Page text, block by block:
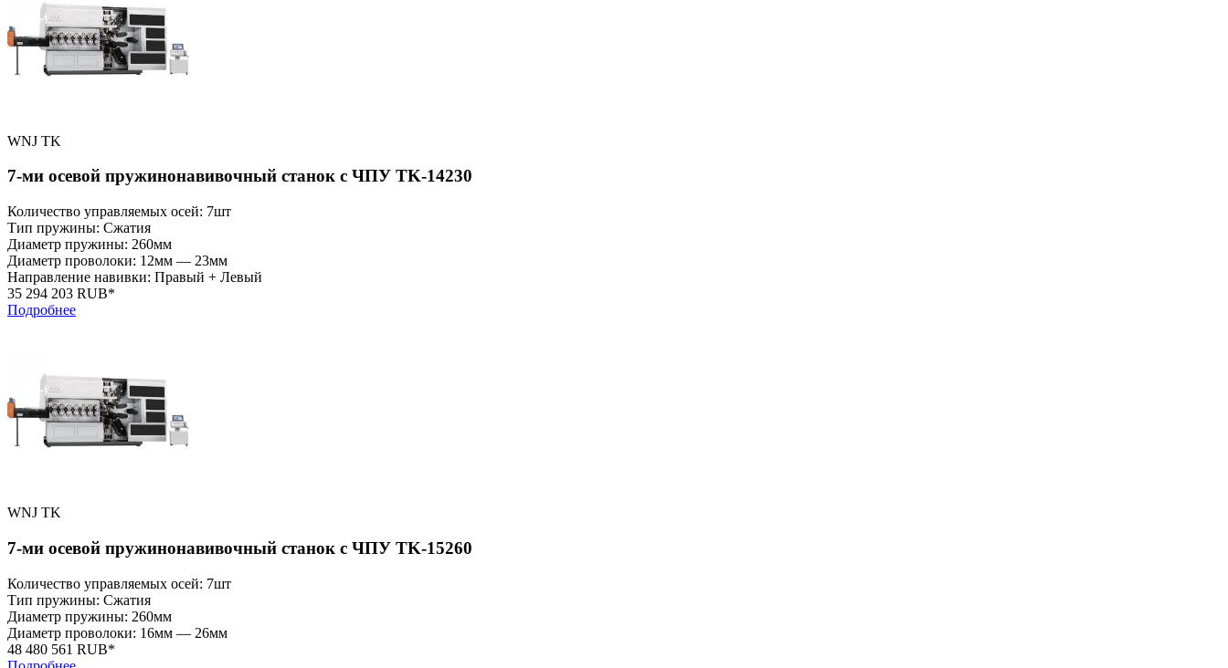
WNJ TK
7-ми осевой пружинонавивочный станок с ЧПУ TK-14230
Количество управляемых осей: 7шт
Тип пружины: Сжатия
Диаметр пружины: 260мм
Диаметр проволоки: 12мм — 23мм
Направление навивки: Правый + Левый
35 294 203 RUB*
Подробнее
WNJ TK
7-ми осевой пружинонавивочный станок с ЧПУ TK-15260
Количество управляемых осей: 7шт
Тип пружины: Сжатия
Диаметр пружины: 260мм
Диаметр проволоки: 16мм — 26мм
48 480 561 RUB*